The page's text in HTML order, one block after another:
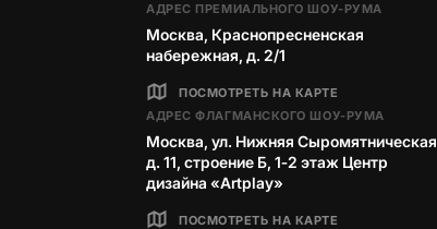
АДРЕС ПРЕМИАЛЬНОГО ШОУ-РУМА
Москва, Краснопресненская
набережная, д. 2/1
ПОСМОТРЕТЬ НА КАРТЕ
АДРЕС ФЛАГМАНСКОГО ШОУ-РУМА
Москва, ул. Нижняя Сыромятническая
д. 11, строение Б, 1‑2 этаж Центр
дизайна «Artplay»
ПОСМОТРЕТЬ НА КАРТЕ